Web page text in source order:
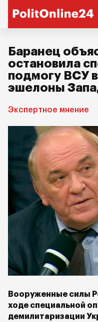
Баранец
остановила
подмогу ВСУ
эшелоны
Экспертное мнение
Вооруженные силы
ходе специальной
демилитаризации